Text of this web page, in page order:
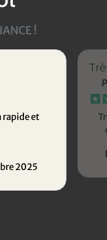
!
et
2025